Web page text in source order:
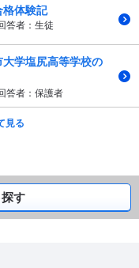
体験記
答者：生徒
学塩尻高等学校の
答者：保護者
見る
す